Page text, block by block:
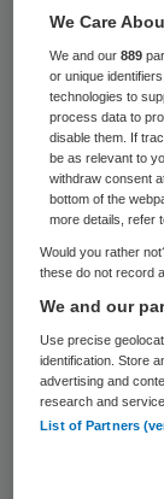
De
beter
tevredener
stijgt, zo
Hugo de
Cliënten
met een
ervoor 7,9.
totaal met
Jonge
We Care
We and our889
or unique
technologies to
process data to
disable them. If
be as relevant to
withdraw consent
bottom of the
more details, refer
Would you rather
these do not record
We and our
Use precise
identification. Store
advertising and
research and
List of Partners